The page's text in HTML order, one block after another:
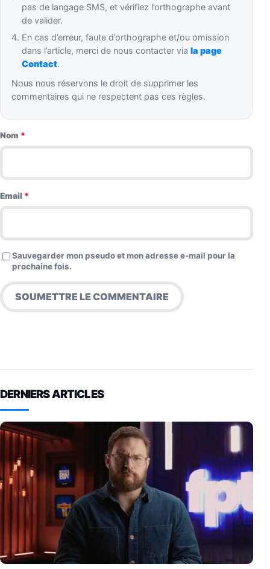
pas de langage SMS, et vérifiez l’orthographe avant
de valider.
En cas d’erreur, faute d’orthographe et/ou omission
dans l’article, merci de nous contacter viala page
Contact.
Nous nous réservons le droit de supprimer les
commentaires qui ne respectent pas ces règles.
Nom *
Email *
Sauvegarder mon pseudo et mon adresse e-mail pour la
prochaine fois.
DERNIERS ARTICLES